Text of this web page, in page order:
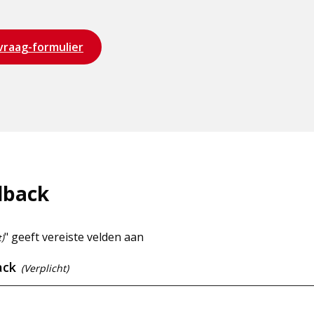
formulier
" geeft vereiste velden aan
(Verplicht)